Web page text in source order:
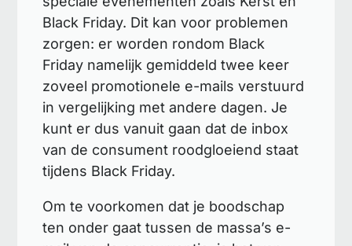
Black Friday. Dit kan voor problemen
zorgen: er worden rondom Black
Friday namelijk gemiddeld twee keer
zoveel promotionele e-mails verstuurd
in vergelijking met andere dagen. Je
kunt er dus vanuit gaan dat de inbox
van de consument roodgloeiend staat
tijdens Black Friday.
Om te voorkomen dat je boodschap
ten onder gaat tussen de massa’s e-